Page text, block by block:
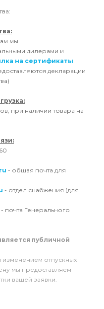
мы
дилерами и
на сертификаты
декларации
при наличии товара на
- общая почта для
- отдел снабжения (для
- почта Генерального
публичной
отпускных
мы предоставляем
вашей заявки.